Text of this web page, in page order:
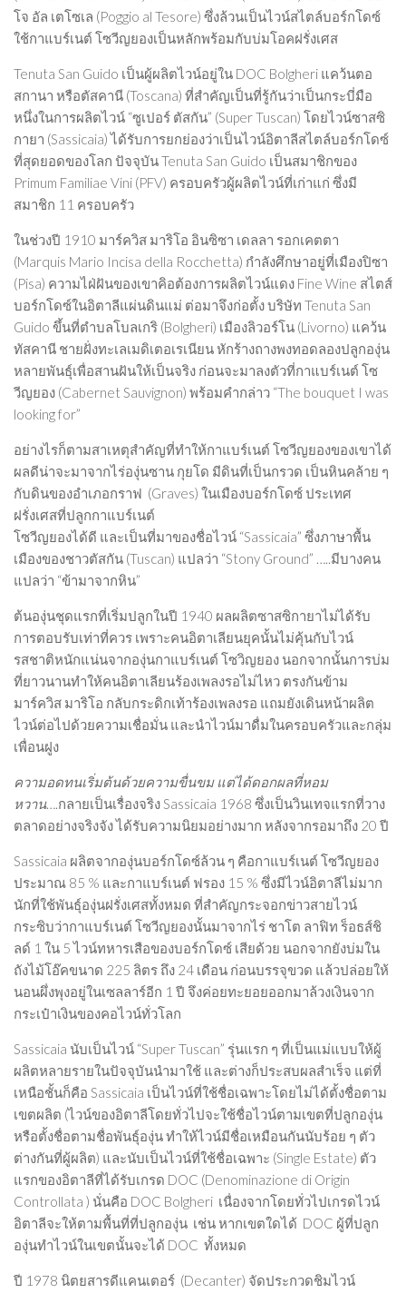
โจ อัล เตโซเล (Poggio al Tesore) ซึ่งล้วนเป็นไวน์สไตล์บอร์กโดซ์
ใช้กาแบร์เนต์ โซวีญยองเป็นหลักพร้อมกับบ่มโอคฝรั่งเศส
Tenuta San Guido เป็นผู้ผลิตไวน์อยู่ใน DOC Bolgheri แคว้นตอ
สกานา หรือตัสคานี (Toscana) ที่สำคัญเป็นที่รู้กันว่าเป็นกระบี่มือ
หนึ่งในการผลิตไวน์ “ซูเปอร์ ตัสกัน” (Super Tuscan) โดยไวน์ซาสซิ
กายา (Sassicaia) ได้รับการยกย่องว่าเป็นไวน์อิตาลีสไตล์บอร์กโดซ์
ที่สุดยอดของโลก ปัจจุบัน Tenuta San Guido เป็นสมาชิกของ
Primum Familiae Vini (PFV) ครอบครัวผู้ผลิตไวน์ที่เก่าแก่ ซึ่งมี
สมาชิก 11 ครอบครัว
ในช่วงปี 1910 มาร์ควิส มาริโอ อินซิซา เดลลา รอกเคตตา
(Marquis Mario Incisa della Rocchetta) กำลังศึกษาอยู่ที่เมืองปิซา
(Pisa) ความไฝ่ฝันของเขาคิอต้องการผลิตไวน์แดง Fine Wine สไตส์
บอร์กโดซ์ในอิตาลีแผ่นดินแม่ ต่อมาจึงก่อตั้ง บริษัท Tenuta San
Guido ขึ้นที่ตำบลโบลเกริ (Bolgheri) เมืองลิวอร์โน (Livorno) แคว้น
ทัสคานี ชายฝั่งทะเลเมดิเตอเรเนียน หักร้างถางพงทอดลองปลูกองุ่น
หลายพันธุ์เพื่อสานฝันให้เป็นจริง ก่อนจะมาลงตัวที่กาแบร์เนต์ โซ
วีญยอง (Cabernet Sauvignon) พร้อมคำกล่าว “The bouquet I was
looking for”
อย่างไรก็ตามสาเหตุสำคัญที่ทำให้กาแบร์เนต์ โซวีญยองของเขาได้
ผลดีน่าจะมาจากไร่องุ่นซาน กุยโด มีดินที่เป็นกรวด เป็นหินคล้าย ๆ
กับดินของอำเภอกราฟ (Graves) ในเมืองบอร์กโดซ์ ประเทศ
ฝรั่งเศสที่ปลูกกาแบร์เนต์
โซวีญยองได้ดี และเป็นที่มาของชื่อไวน์ “Sassicaia” ซึ่งภาษาพื้น
เมืองของชาวตัสกัน (Tuscan) แปลว่า “Stony Ground” …..มีบางคน
แปลว่า “ข้ามาจากหิน”
ต้นองุ่นชุดแรกที่เริ่มปลูกในปี 1940 ผลผลิตซาสซิกายาไม่ได้รับ
การตอบรับเท่าที่ควร เพราะคนอิตาเลียนยุคนั้นไม่คุ้นกับไวน์
รสชาติหนักแน่นจากองุ่นกาแบร์เนต์ โซวิญยอง นอกจากนั้นการบ่ม
ที่ยาวนานทำให้คนอิตาเลียนร้องเพลงรอไม่ไหว ตรงกันข้าม
มาร์ควิส มาริโอ กลับกระดิกเท้าร้องเพลงรอ แถมยังเดินหน้าผลิต
ไวน์ต่อไปด้วยความเชื่อมั่น และนำไวน์มาดื่มในครอบครัวและกลุ่ม
เพื่อนฝูง
ความอดทนเริ่มต้นด้วยความขื่นขม แต่ได้ดอกผลที่หอม
หวาน….กลายเป็นเรื่องจริง Sassicaia 1968 ซึ่งเป็นวินเทจแรกที่วาง
ตลาดอย่างจริงจัง ได้รับความนิยมอย่างมาก หลังจากรอมาถึง 20 ปี
Sassicaia ผลิตจากองุ่นบอร์กโดซ์ล้วน ๆ คือกาแบร์เนต์ โซวีญยอง
ประมาณ 85 % และกาแบร์เนต์ ฟรอง 15 % ซึ่งมีไวน์อิตาลีไม่มาก
นักที่ใช้พันธุ์องุ่นฝรั่งเศสทั้งหมด ที่สำคัญกระจอกข่าวสายไวน์
กระซิบว่ากาแบร์เนต์ โซวีญยองนั้นมาจากไร่ ชาโต ลาฟิท ร็อธส์ชิ
ลด์ 1 ใน 5 ไวน์ทหารเสือของบอร์กโดซ์ เสียด้วย นอกจากยังบ่มใน
ถังไม้โอ๊คขนาด 225 ลิตร ถึง 24 เดือน ก่อนบรรจุขวด แล้วปล่อยให้
นอนผึ่งพุงอยู่ในเซลลาร์อีก 1 ปี จึงค่อยทะยอยออกมาล้วงเงินจาก
กระเป๋าเงินของคอไวน์ทั่วโลก
Sassicaia นับเป็นไวน์ “Super Tuscan” รุ่นแรก ๆ ที่เป็นแม่แบบให้ผู้
ผลิตหลายรายในปัจจุบันนำมาใช้ และต่างก็ประสบผลสำเร็จ แต่ที่
เหนือชั้นก็คือ Sassicaia เป็นไวน์ที่ใช้ชื่อเฉพาะโดยไม่ได้ตั้งชื่อตาม
เขตผลิต (ไวน์ของอิตาลีโดยทั่วไปจะใช้ชื่อไวน์ตามเขตที่ปลูกองุ่น
หรือตั้งชื่อตามชื่อพันธุ์องุ่น ทำให้ไวน์มีชื่อเหมือนกันนับร้อย ๆ ตัว
ต่างกันที่ผู้ผลิต) และนับเป็นไวน์ที่ใช้ชื่อเฉพาะ (Single Estate) ตัว
แรกของอิตาลีที่ได้รับเกรด DOC (Denominazione di Origin
Controllata ) นั่นคือ DOC Bolgheri เนื่องจากโดยทั่วไปเกรดไวน์
อิตาลีจะให้ตามพื้นที่ที่ปลูกองุ่น เช่น หากเขตใดได้ DOC ผู้ที่ปลูก
องุ่นทำไวน์ในเขตนั้นจะได้ DOC ทั้งหมด
ปี 1978 นิตยสารดีแคนเตอร์ (Decanter) จัดประกวดชิมไวน์